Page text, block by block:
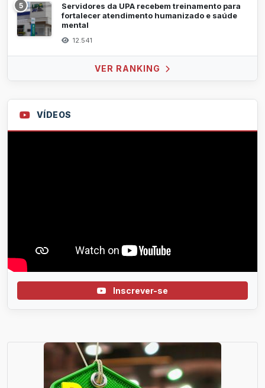
5
Servidores da UPA recebem treinamento para
fortalecer atendimento humanizado e saúde
mental
12.541
VER RANKING
VÍDEOS
Inscrever-se